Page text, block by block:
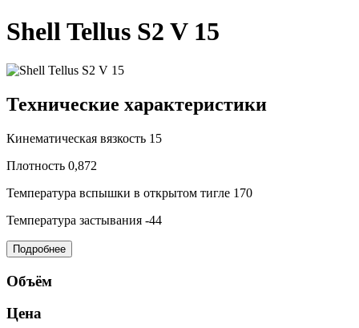
Shell Tellus S2 V 15
Технические характеристики
Кинематическая вязкость 15
Плотность 0,872
Температура вспышки в открытом тигле 170
Температура застывания -44
Подробнее
Объём
Цена